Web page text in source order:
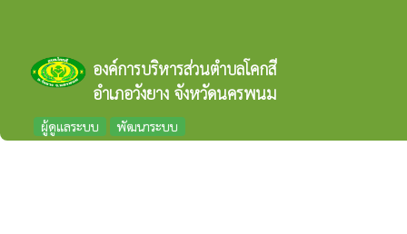
องค์การบริหารส่วนตำบลโคกสี
อำเภอวังยาง จังหวัดนครพนม
ผู้ดูแลระบบ พัฒนาระบบ